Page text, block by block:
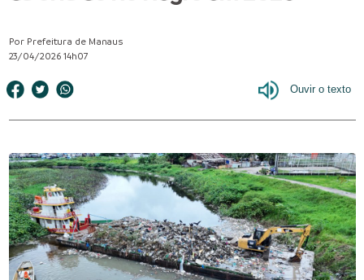
Por Prefeitura de Manaus
23/04/2026 14h07